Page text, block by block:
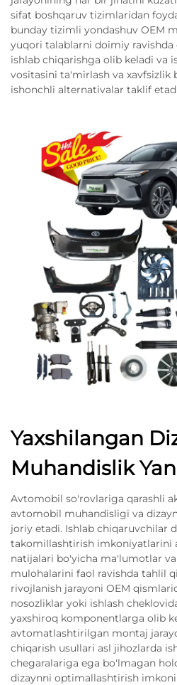
sifat boshqaruv tizimlaridan
bunday tizimli yondashuv OEM
yuqori talablarni doimiy
ishlab chiqarishga olib keladi va
vositasini ta'mirlash va xavfsizlik
ishonchli alternativalar taklif
Yaxshilangan
Muhandislik
Avtomobil so'rovlariga qarashli
avtomobil muhandisligi va
joriy etadi. Ishlab chiqaruvchilar
takomillashtirish imkoniyatlarini
natijalari bo'yicha ma'lumotlar
mulohalarini faol ravishda tahlil
rivojlanish jarayoni OEM
nosozliklar yoki ishlash
yaxshiroq komponentlarga olib
avtomatlashtirilgan montaj
chiqarish usullari asl jihozlarda
chegaralariga ega bo'lmagan
dizaynni optimallashtirish